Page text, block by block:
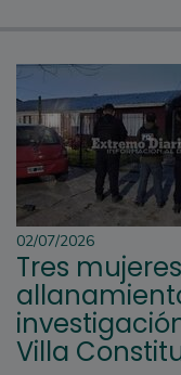
02/07/2026
Tres
Villa